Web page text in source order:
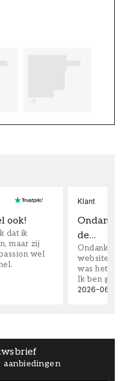
ook!
dat ik
maar zij
wel
Klant
Ondanks
de…
Ondanks
website
was het
Ik ben
2026-06-08